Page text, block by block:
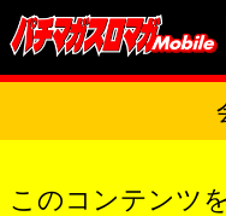
このコンテンツ